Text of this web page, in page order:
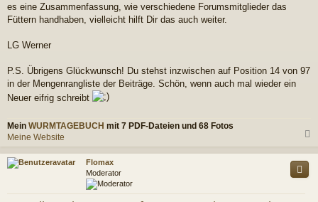
es eine Zusammenfassung, wie verschiedene Forumsmitglieder das
Füttern handhaben, vielleicht hilft Dir das auch weiter.
LG Werner
P.S. Übrigens Glückwunsch! Du stehst inzwischen auf Position 14 von 97
in der Mengenrangliste der Beiträge. Schön, wenn auch mal wieder ein
Neuer eifrig schreibt
Mein WURMTAGEBUCH mit 7 PDF-Dateien und 68 Fotos
Meine Website
c
Flomax
Moderator